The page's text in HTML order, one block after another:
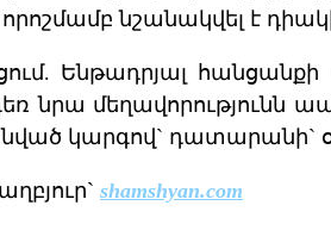
որոշմամբ նշանակվել է
Ենթադրյալ
նրա մեղավորությունն
կարգով` դատարանի`
shamshyan.com